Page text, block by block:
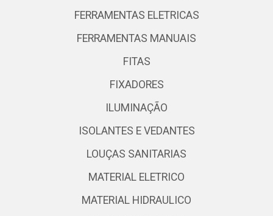
FERRAMENTAS ELETRICAS
FERRAMENTAS MANUAIS
FITAS
FIXADORES
ILUMINAÇÃO
ISOLANTES E VEDANTES
LOUÇAS SANITARIAS
MATERIAL ELETRICO
MATERIAL HIDRAULICO